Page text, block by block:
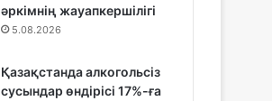
әркімнің жауапкершілігі
5.08.2026
Қазақстанда алкогольсіз
сусындар өндірісі 17%-ға